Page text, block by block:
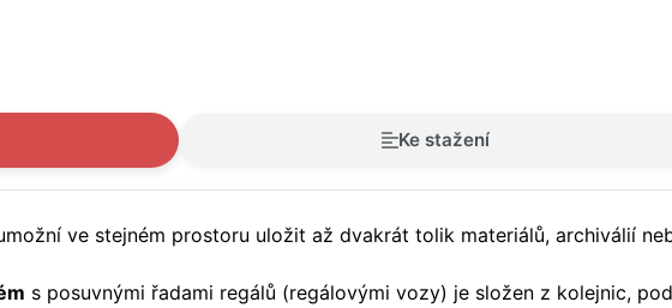
Ke stažení
ve stejném prostoru uložit až dvakrát tolik materiálů, archiválií
s posuvnými řadami regálů (regálovými vozy) je složen z kolejnic,